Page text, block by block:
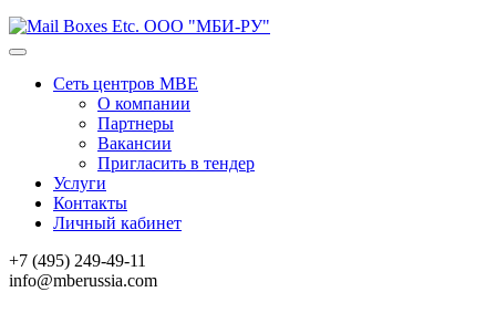
Сеть центров MBE
О компании
Партнеры
Вакансии
Пригласить в тендер
Услуги
Контакты
Личный кабинет
+7 (495) 249-49-11
info@mberussia.com